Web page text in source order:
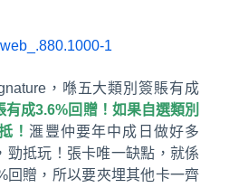
，喺五大類別簽賬有成
有成3.6%回贈！如果自選類別
！ 滙豐仲要年中成日做好多
勁抵玩！張卡唯一缺點，就係
回贈，所以要夾埋其他卡一齊